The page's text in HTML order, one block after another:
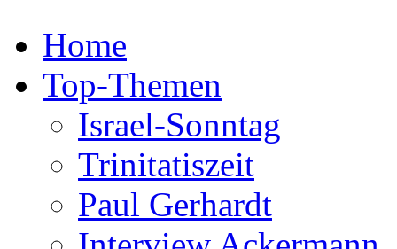
Home
Top-Themen
Israel-Sonntag
Trinitatiszeit
Paul Gerhardt